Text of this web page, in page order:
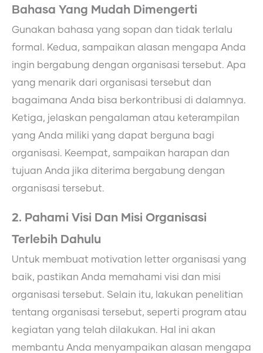
Bahasa Yang Mudah Dimengerti
Gunakan bahasa yang sopan dan tidak terlalu
formal. Kedua, sampaikan alasan mengapa Anda
ingin bergabung dengan organisasi tersebut. Apa
yang menarik dari organisasi tersebut dan
bagaimana Anda bisa berkontribusi di dalamnya.
Ketiga, jelaskan pengalaman atau keterampilan
yang Anda miliki yang dapat berguna bagi
organisasi. Keempat, sampaikan harapan dan
tujuan Anda jika diterima bergabung dengan
organisasi tersebut.
2. Pahami Visi Dan Misi Organisasi
Terlebih Dahulu
Untuk membuat motivation letter organisasi yang
baik, pastikan Anda memahami visi dan misi
organisasi tersebut. Selain itu, lakukan penelitian
tentang organisasi tersebut, seperti program atau
kegiatan yang telah dilakukan. Hal ini akan
membantu Anda menyampaikan alasan mengapa